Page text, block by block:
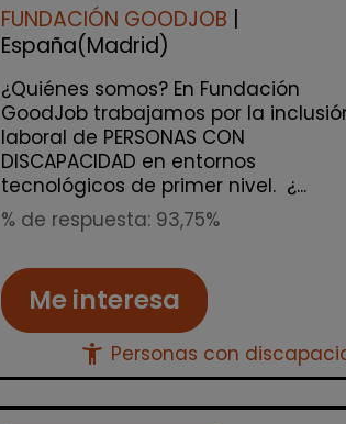
FUNDACIÓN GOODJOB |
España(Madrid)
¿Quiénes somos? En Fundación
GoodJob trabajamos por la
laboral de PERSONAS CON
DISCAPACIDAD en entornos
tecnológicos de primer nivel. ¿...
% de respuesta: 93,75%
Me interesa
accessibility_new Personas con